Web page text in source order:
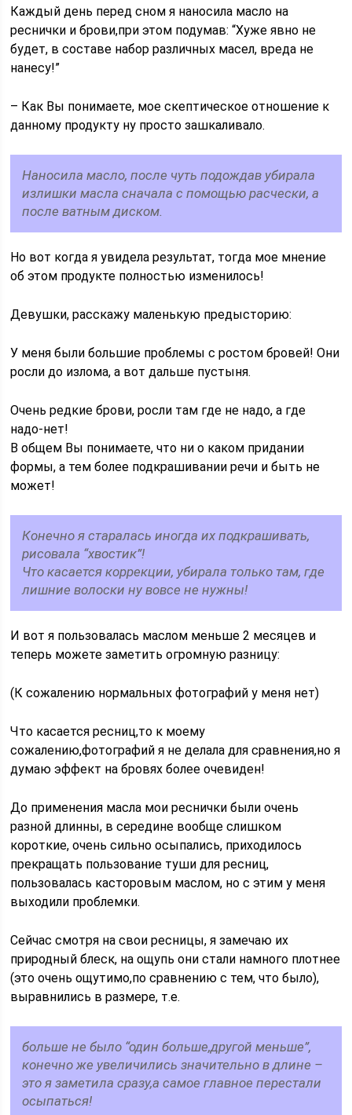
Каждый день перед сном я наносила масло на
реснички и брови,при этом подумав: “Хуже явно не
будет, в составе набор различных масел, вреда не
нанесу!”
– Как Вы понимаете, мое скептическое отношение к
данному продукту ну просто зашкаливало.
Наносила масло, после чуть подождав убирала
излишки масла сначала с помощью расчески, а
после ватным диском.
Но вот когда я увидела результат, тогда мое мнение
об этом продукте полностью изменилось!
Девушки, расскажу маленькую предысторию:
У меня были большие проблемы с ростом бровей! Они
росли до излома, а вот дальше пустыня.
Очень редкие брови, росли там где не надо, а где
надо-нет!
В общем Вы понимаете, что ни о каком придании
формы, а тем более подкрашивании речи и быть не
может!
Конечно я старалась иногда их подкрашивать,
рисовала “хвостик”!
Что касается коррекции, убирала только там, где
лишние волоски ну вовсе не нужны!
И вот я пользовалась маслом меньше 2 месяцев и
теперь можете заметить огромную разницу:
(К сожалению нормальных фотографий у меня нет)
Что касается ресниц,то к моему
сожалению,фотографий я не делала для сравнения,но я
думаю эффект на бровях более очевиден!
До применения масла мои реснички были очень
разной длинны, в середине вообще слишком
короткие, очень сильно осыпались, приходилось
прекращать пользование туши для ресниц,
пользовалась касторовым маслом, но с этим у меня
выходили проблемки.
Сейчас смотря на свои ресницы, я замечаю их
природный блеск, на ощупь они стали намного плотнее
(это очень ощутимо,по сравнению с тем, что было),
выравнились в размере, т.е.
больше не было “один больше,другой меньше”,
конечно же увеличились значительно в длине –
это я заметила сразу,а самое главное перестали
осыпаться!